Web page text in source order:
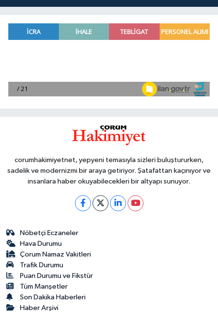
corumhakimiyetnet, yepyeni temasıyla sizleri buluştururken,
sadelik ve modernizmi bir araya getiriyor. Şatafattan kaçınıyor ve
insanlara haber okuyabilecekleri bir altyapı sunuyor.
Nöbetçi Eczaneler
Hava Durumu
Çorum Namaz Vakitleri
Trafik Durumu
Puan Durumu ve Fikstür
Tüm Manşetler
Son Dakika Haberleri
Haber Arşivi